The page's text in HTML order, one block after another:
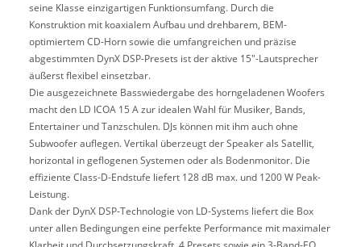
seine Klasse einzigartigen Funktionsumfang. Durch die
Konstruktion mit koaxialem Aufbau und drehbarem, BEM-
optimiertem CD-Horn sowie die umfangreichen und präzise
abgestimmten DynX DSP-Presets ist der aktive 15"-Lautsprecher
äußerst flexibel einsetzbar.
Die ausgezeichnete Basswiedergabe des horngeladenen Woofers
macht den LD ICOA 15 A zur idealen Wahl für Musiker, Bands,
Entertainer und Tanzschulen. DJs können mit ihm auch ohne
Subwoofer auflegen. Vertikal überzeugt der Speaker als Satellit,
horizontal in geflogenen Systemen oder als Bodenmonitor. Die
effiziente Class-D-Endstufe liefert 128 dB max. und 1200 W Peak-
Leistung.
Dank der DynX DSP-Technologie von LD-Systems liefert die Box
unter allen Bedingungen eine perfekte Performance mit maximaler